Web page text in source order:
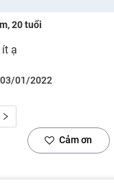
20 tuổi
ạ
03/01/2022
Cảm ơn